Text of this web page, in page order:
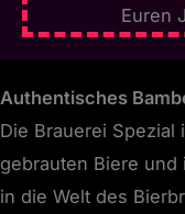
Authentisches
Die Brauerei
gebrauten Biere
in die Welt des